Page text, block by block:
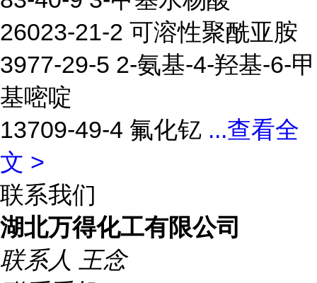
26023-21-2 可溶性聚酰亚胺
3977-29-5 2-氨基-4-羟基-6-甲
基嘧啶
13709-49-4 氟化钇 ...查看全
文 >
联系我们
湖北万得化工有限公司
联系人 王念